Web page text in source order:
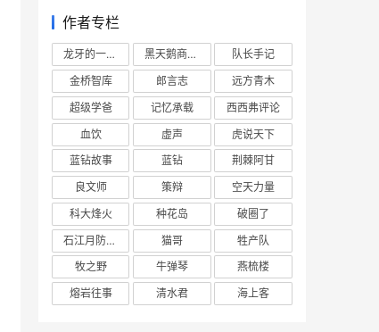
作者专栏
龙牙的一座山 黑天鹅商业情报站
队长手记
金桥智库
郎言志
远方青木
超级学爸
记忆承载
西西弗评论
血饮
虚声
虎说天下
蓝钻故事
蓝钻
荆棘阿甘
良文师
策辩
空天力量
科大烽火
种花岛
破圈了
石江月防务观察
猫哥
牲产队
牧之野
牛弹琴
燕梳楼
熔岩往事
清水君 海上客